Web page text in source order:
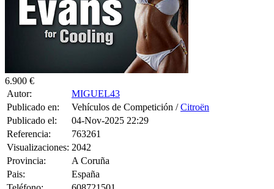
Autor:
Publicado en:
Vehículos de Competición /
Publicado el:
04-Nov-2025 22:29
Referencia:
763261
Visualizaciones:
2042
Provincia:
A Coruña
Pais:
España
Teléfono:
608721501
Tag:
T-Shirt,Women